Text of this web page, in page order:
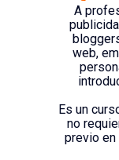
A
web,
Es un
no
previo en